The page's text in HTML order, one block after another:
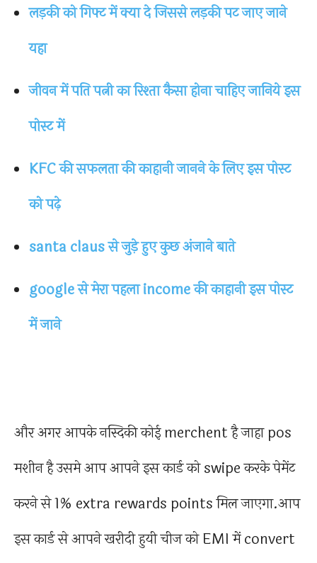
लड़की को गिफ्ट में क्या दे जिससे लड़की पट जाए जाने
यहा
जीवन में पति पत्नी का रिश्ता कैसा होना चाहिए जानिये इस
पोस्ट में
KFC की सफलता की काहानी जानने के लिए इस पोस्ट
को पढ़े
santa claus से जुड़े हुए कुछ अंजाने बाते
google से मेरा पहला income की काहानी इस पोस्ट
में जाने
और अगर आपके नस्दिकी कोई merchent है जाहा pos
मशीन है उसमे आप आपने इस कार्ड को swipe करके पेमेंट
करने से 1% extra rewards points मिल जाएगा.आप
इस कार्ड से आपने खरीदी हुयी चीज को EMI में convert